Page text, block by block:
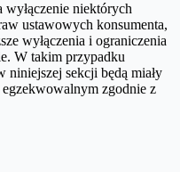
niektórych
ustawowych konsumenta,
wyłączenia i ograniczenia
W takim przypadku
niniejszej sekcji będą miały
egzekwowalnym zgodnie z